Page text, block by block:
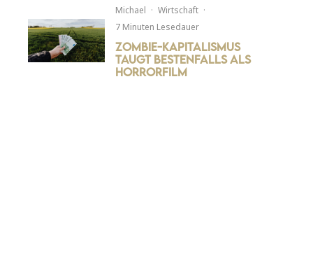
Michael · Wirtschaft ·
7 Minuten Lesedauer
Zombie-Kapitalismus
taugt bestenfalls als
Horrorfilm